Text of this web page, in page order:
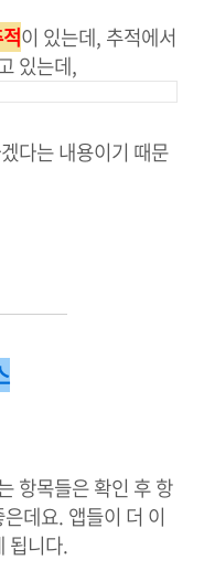
이 있는데, 추적에서
있는데,
다는 내용이기 때문
항목들은 확인 후 항
은데요. 앱들이 더 이
됩니다.